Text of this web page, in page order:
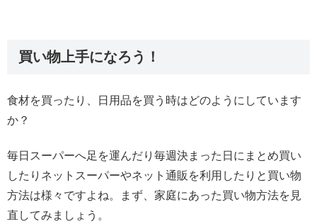
買い物上手になろう！
食材を買ったり、日用品を買う時はどのようにしています
か？
毎日スーパーへ足を運んだり毎週決まった日にまとめ買い
したりネットスーパーやネット通販を利用したりと買い物
方法は様々ですよね。まず、家庭にあった買い物方法を見
直してみましょう。